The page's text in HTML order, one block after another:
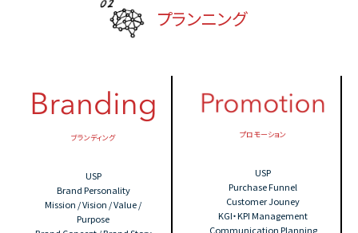
プランニング
ブランディング
USP
Brand Personality
Mission / Vision / Value /
Purpose
プロモーション
USP
Purchase Funnel
Customer Jouney
KGI・KPI Management
Communication Planning